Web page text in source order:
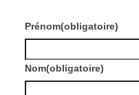
Prénom(obligatoire)
Nom(obligatoire)